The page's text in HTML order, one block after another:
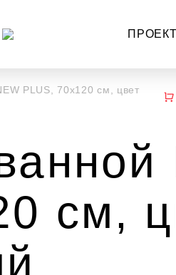
PLUS, 70х120 см, цвет
см,